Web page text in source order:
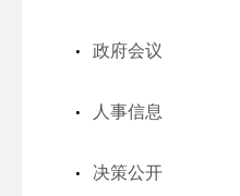
政府会议
人事信息
决策公开